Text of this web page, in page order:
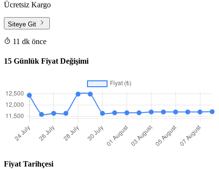
Ücretsiz Kargo
Siteye Git
11 dk önce
15 Günlük Fiyat Değişimi
Fiyat Tarihçesi